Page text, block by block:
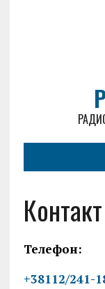
Контакт
Телефон:
+38112/241-